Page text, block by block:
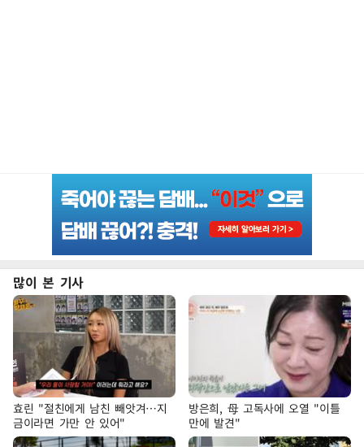
많이 본 기사
효린 "절친에게 남친 빼앗겨…지
금이라면 가만 안 있어"
방은희, 母 고독사에 오열 "이틀
만에 발견"